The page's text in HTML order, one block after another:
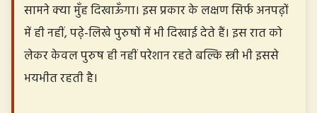
सामने क्या मुँह दिखाऊँगा। इस प्रकार के लक्षण सिर्फ अनपढ़़ों
में ही नहीं, पढ़़े-लिखे पुरुषों में भी दिखाई देते हैं। इस रात को
लेकर केवल पुरुष ही नहीं परेशान रहते बल्कि स्त्री भी इससे
भयभीत रहती है।